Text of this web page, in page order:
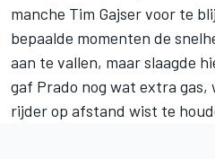
manche Tim Gajser voor te
bepaalde momenten de
aan te vallen, maar slaagde
gaf Prado nog wat extra gas,
rijder op afstand wist te